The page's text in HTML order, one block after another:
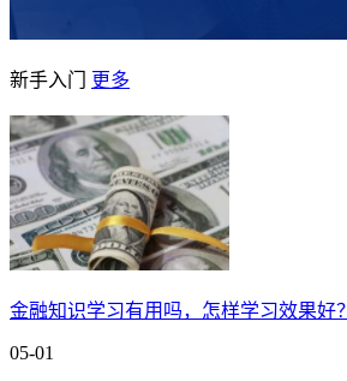
新手入门 更多
金融知识学习有用吗，怎样学习效果好？
05-01